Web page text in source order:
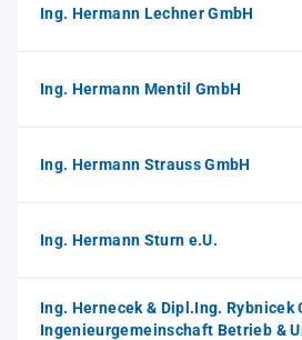
Ing. Hermann Lechner GmbH
Ing. Hermann Mentil GmbH
Ing. Hermann Strauss GmbH
Ing. Hermann Sturn e.U.
Ing. Hernecek & Dipl.Ing. Rybnicek
Ingenieurgemeinschaft Betrieb &